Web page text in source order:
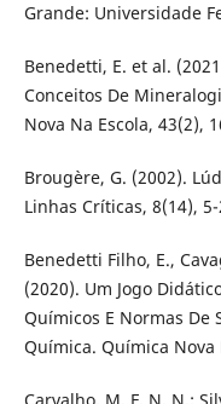
Grande: Universidade
Benedetti, E. et al.
Conceitos De
Nova Na Escola, 43(2),
Brougère, G. (2002).
Linhas Críticas, 8(14),
Benedetti Filho, E.,
(2020). Um Jogo
Químicos E Normas De
Química. Química Nova